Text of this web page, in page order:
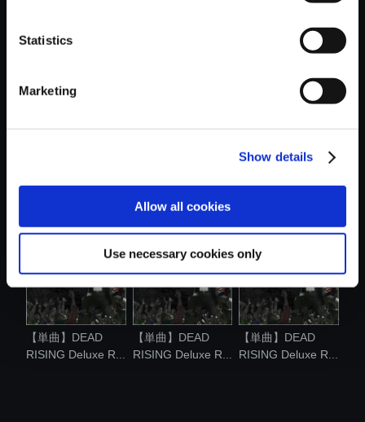
Statistics
Marketing
Show details
Allow all cookies
Use necessary cookies only
おすすめ商品
【単曲】DEAD
RISING Deluxe R...
【単曲】DEAD
RISING Deluxe R...
【単曲】DEAD
RISING Deluxe R...